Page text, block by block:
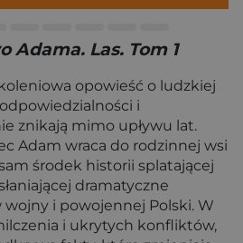
Adama. Las. Tom 1
opowieść o ludzkiej
i
znikają mimo upływu lat.
Adam wraca do rodzinnej wsi
środek historii splatającej
dramatyczne
wojny i powojennej Polski. W
i ukrytych konfliktów,